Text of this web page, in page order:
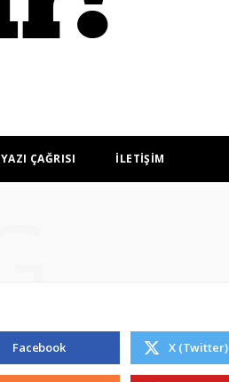
YAZI ÇAĞRISI İLETİŞİM
Facebook X (Twitter)